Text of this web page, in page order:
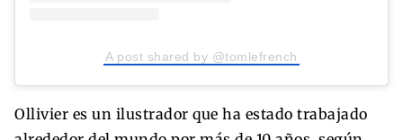
A post shared by @tomlefrench
Ollivier es un ilustrador que ha estado trabajado